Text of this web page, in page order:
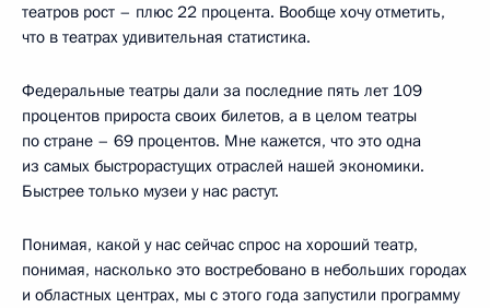
театров рост – плюс 22 процента. Вообще хочу отметить,
что в театрах удивительная статистика.
Федеральные театры дали за последние пять лет 109
процентов прироста своих билетов, а в целом театры
по стране – 69 процентов. Мне кажется, что это одна
из самых быстрорастущих отраслей нашей экономики.
Быстрее только музеи у нас растут.
Понимая, какой у нас сейчас спрос на хороший театр,
понимая, насколько это востребовано в небольших городах
и областных центрах, мы с этого года запустили программу